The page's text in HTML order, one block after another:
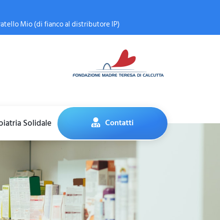
Mio (di fianco al distributore IP)
Solidale Contatti